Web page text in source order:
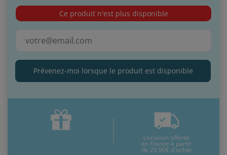
Ce produit n'est plus disponible
Prévenez-moi lorsque le produit est disponible
Livraison offerte
en France à partir
de 29,90€ d'achat